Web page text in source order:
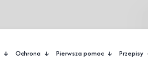
Ochrona Pierwsza pomoc Przepisy